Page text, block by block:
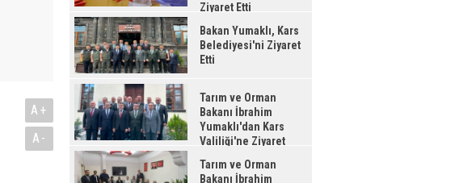
A+
A-
Ziyaret Etti
Bakan Yumaklı, Kars
Belediyesi'ni Ziyaret
Etti
Tarım ve Orman
Bakanı İbrahim
Yumaklı'dan Kars
Valiliği'ne Ziyaret
Tarım ve Orman
Bakanı İbrahim